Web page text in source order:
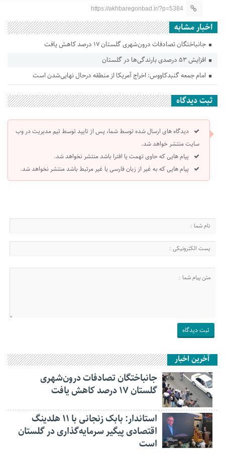
https://akhbaregonbad.ir/?p=5384
اخبار مشابه
جانباختگان تصادفات درون‌شهری گلستان ۱۷ درصد کاهش یافت
افزایش ۵۳ درصدی بارندگی‌ها در گلستان
امام جمعه گنبدکاووس: اخراج آمریکا از منطقه درحال نهایی‌شدن است
ثبت دیدگاه
دیدگاه های ارسال شده توسط شما، پس از تایید توسط تیم مدیریت در وب
سایت منتشر خواهد شد.
پیام هایی که حاوی تهمت یا افترا باشد منتشر نخواهد شد.
پیام هایی که به غیر از زبان فارسی یا غیر مرتبط باشد منتشر نخواهد شد.
آخرین اخبار
جانباختگان تصادفات درون‌شهری
گلستان ۱۷ درصد کاهش یافت
استاندار: بابک زنجانی با ۱۱ هلدینگ
اقتصادی پیگیر سرمایه‌گذاری در گلستان
است